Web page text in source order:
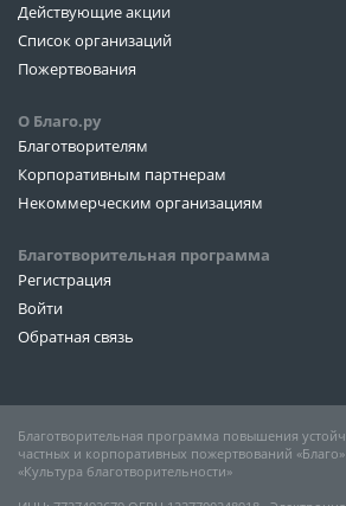
Действующие акции
Список организаций
Пожертвования
О Благо.ру
Благотворителям
Корпоративным партнерам
Некоммерческим организациям
Благотворительная программа
Регистрация
Войти
Обратная связь
Благотворительная программа повышения
частных и корпоративных пожертвований
«Культура благотворительности»